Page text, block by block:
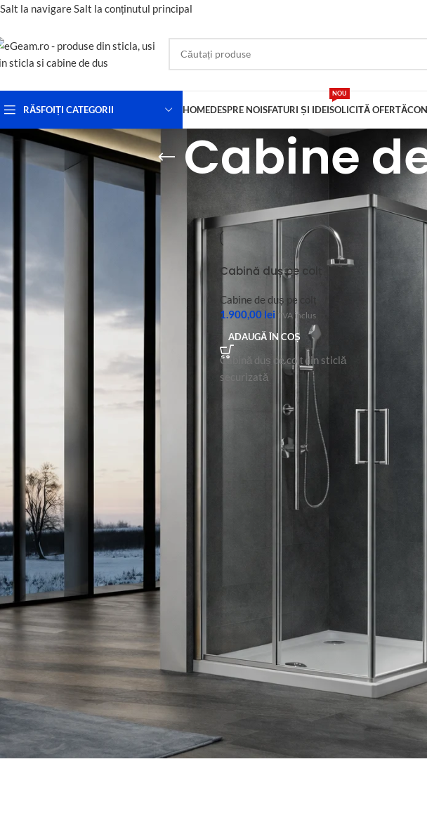
Salt la navigareSalt la conținutul principal
RĂSFOIȚI CATEGORII HOMEDESPRE NOISFATURI ȘI IDEISOLICITĂ OFERTĂ
NOU
Cabine
POATE TE INTERESEAZĂ ȘI:
Sistemul glisant
dreptunghi 80X55 SSS
Panou sticlă cu toc
Cabine de duș/Cabine de duș
Cabină duș pe colț
Cabine de duș pe colț
1.900,00 lei TVA inclus
ADAUGĂ ÎN COȘ
Cabină duș de colț din sticlă
securizată